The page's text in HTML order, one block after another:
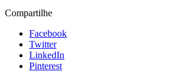
Compartilhe
Facebook
Twitter
LinkedIn
Pinterest